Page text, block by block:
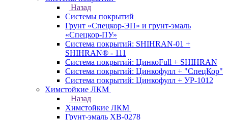
Назад
Системы покрытий
Грунт «Спецкор-ЭП» и грунт-эмаль
«Спецкор-ПУ»
Система покрытий: SHIHRAN-01 +
SHIHRAN® - 111
Система покрытий: ЦинкоFull + SHIHRAN
Система покрытий: Цинкофулл + "СпецКор"
Система покрытий: Цинкофулл + УР-1012
Химстойкие ЛКМ
Назад
Химстойкие ЛКМ
Грунт-эмаль ХВ-0278